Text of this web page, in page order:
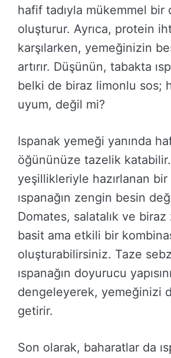
hafif tadıyla mükemmel bir
oluşturur. Ayrıca, protein
karşılarken, yemeğinizin
artırır. Düşünün, tabakta
belki de biraz limonlu sos;
uyum, değil mi?
Ispanak yemeği yanında
öğününüze tazelik
yeşillikleriyle hazırlanan bir
ıspanağın zengin besin
Domates, salatalık ve biraz
basit ama etkili bir
oluşturabilirsiniz. Taze
ıspanağın doyurucu yapısını
dengeleyerek, yemeğinizi
getirir.
Son olarak, baharatlar da